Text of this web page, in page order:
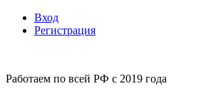
Вход
Регистрация
Работаем по всей РФ с 2019 года